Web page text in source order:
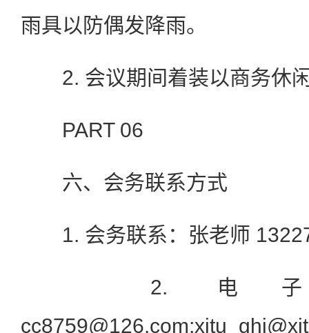
雨具以防偶发降雨。
2. 会议期间着装以商务休
PART 06
六、会务联系方式
1. 会务联系：张老师
2. 电子